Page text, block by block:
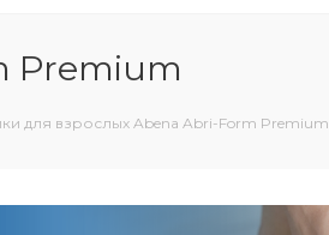
Premium
для взрослых Abena Abri-Form Premium